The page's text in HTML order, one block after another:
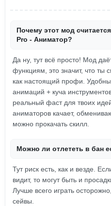
Почему этот мод
Pro - Аниматор?
Да ну, тут всё просто! Мод
функциям, это значит, что ты
как настоящий профи.
анимаций + куча
реальный фаст для твоих
аниматоров качает,
можно прокачать скилл.
Можно ли отлететь в бан
Тут риск есть, как и везде.
видит, то могут быть и
Лучше всего играть
сейвы.